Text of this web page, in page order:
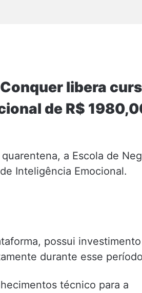
libera
de R$
a Escola de
Inteligência Emocional.
possui
durante esse
técnico para a